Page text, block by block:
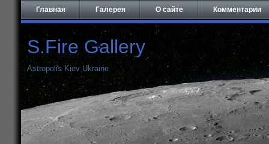
Главная Галерея О сайте Комментарии
S.Fire Gallery
Astropolis Kiev Ukraine